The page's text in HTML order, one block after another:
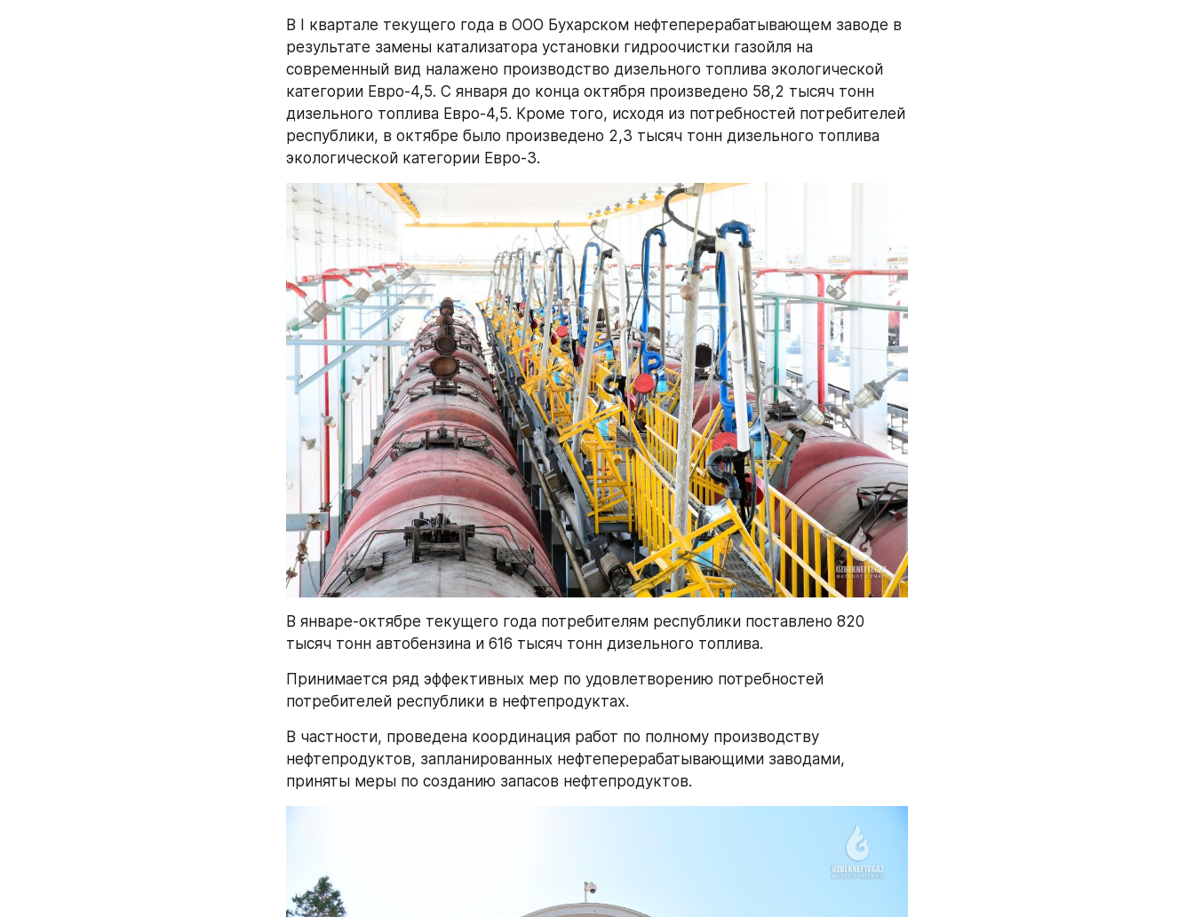
В I квартале текущего года в ООО Бухарском нефтеперерабатывающем заводе в
результате замены катализатора установки гидроочистки газойля на
современный вид налажено производство дизельного топлива экологической
категории Евро-4,5. С января до конца октября произведено 58,2 тысяч тонн
дизельного топлива Евро-4,5. Кроме того, исходя из потребностей потребителей
республики, в октябре было произведено 2,3 тысяч тонн дизельного топлива
экологической категории Евро-3.
В январе-октябре текущего года потребителям республики поставлено 820
тысяч тонн автобензина и 616 тысяч тонн дизельного топлива.
Принимается ряд эффективных мер по удовлетворению потребностей
потребителей республики в нефтепродуктах.
В частности, проведена координация работ по полному производству
нефтепродуктов, запланированных нефтеперерабатывающими заводами,
приняты меры по созданию запасов нефтепродуктов.